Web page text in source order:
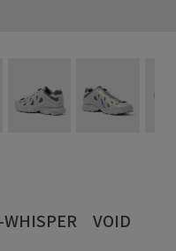
WHISPER VOID